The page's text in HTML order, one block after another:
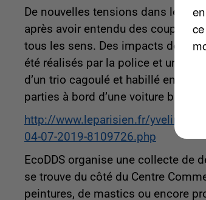
De nouvelles tensions dans le
après avoir entendu des coups de
tous les sens. Des impacts de
été réalisés par la police et une
d’un trio cagoulé et habillé en noir
parties à bord d’une voiture blanche.
http://www.leparisien.fr/yvelines-
04-07-2019-8109726.php
EcoDDS organise une collecte de
se trouve du côté du Centre
peintures, de mastics ou encore